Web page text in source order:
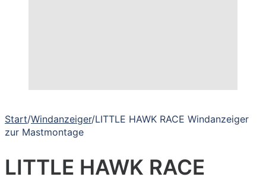
Start/Windanzeiger/LITTLE HAWK RACE Windanzeiger
zur Mastmontage
LITTLE HAWK RACE